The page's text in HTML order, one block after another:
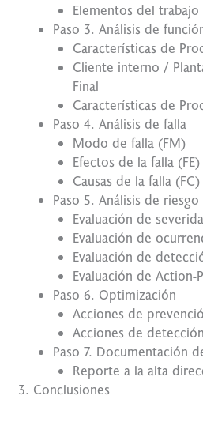
Elementos del
Paso 3. Análisis de
Características de
Cliente interno /
Final
Características de
Paso 4. Análisis de falla
Modo de falla (FM)
Efectos de la falla (FE)
Causas de la falla (FC)
Paso 5. Análisis de riesgo
Evaluación de
Evaluación de
Evaluación de
Evaluación de Action-
Paso 6. Optimización
Acciones de
Acciones de detección
Paso 7. Documentación
Reporte a la alta
Conclusiones